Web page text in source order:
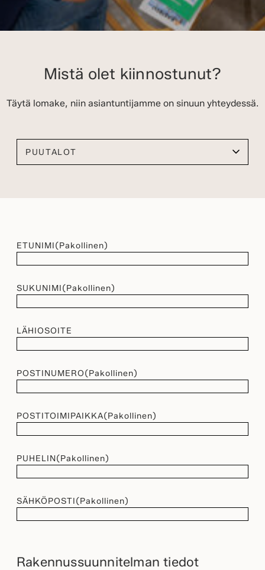
Mistä olet kiinnostunut?
Täytä lomake, niin asiantuntijamme on sinuun yhteydessä.
ETUNIMI(Pakollinen)
SUKUNIMI(Pakollinen)
LÄHIOSOITE
POSTINUMERO(Pakollinen)
POSTITOIMIPAIKKA(Pakollinen)
PUHELIN(Pakollinen)
SÄHKÖPOSTI(Pakollinen)
Rakennussuunnitelman tiedot